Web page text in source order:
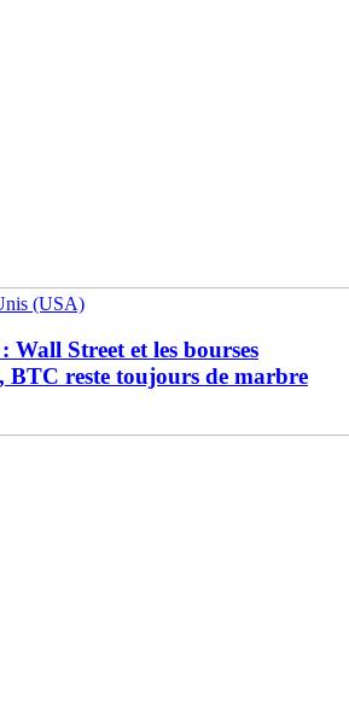
(USA)
Wall Street et les bourses
BTC reste toujours de marbre